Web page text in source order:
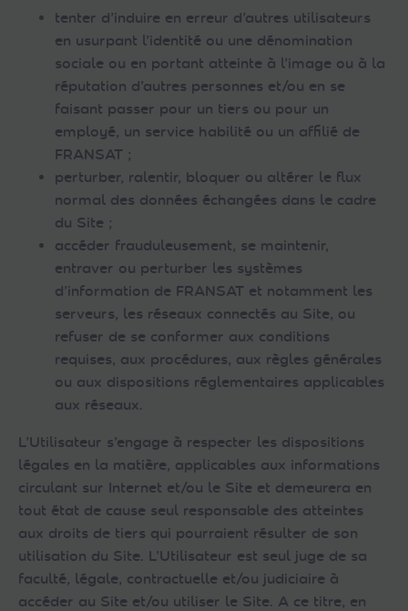
tenter d’induire en erreur d’autres utilisateurs
en usurpant l’identité ou une dénomination
sociale ou en portant atteinte à l’image ou à la
réputation d’autres personnes et/ou en se
faisant passer pour un tiers ou pour un
employé, un service habilité ou un affilié de
FRANSAT ;
perturber, ralentir, bloquer ou altérer le flux
normal des données échangées dans le cadre
du Site ;
accéder frauduleusement, se maintenir,
entraver ou perturber les systèmes
d’information de FRANSAT et notamment les
serveurs, les réseaux connectés au Site, ou
refuser de se conformer aux conditions
requises, aux procédures, aux règles générales
ou aux dispositions réglementaires applicables
aux réseaux.
L’Utilisateur s’engage à respecter les dispositions
légales en la matière, applicables aux informations
circulant sur Internet et/ou le Site et demeurera en
tout état de cause seul responsable des atteintes
aux droits de tiers qui pourraient résulter de son
utilisation du Site. L’Utilisateur est seul juge de sa
faculté, légale, contractuelle et/ou judiciaire à
accéder au Site et/ou utiliser le Site. A ce titre, en